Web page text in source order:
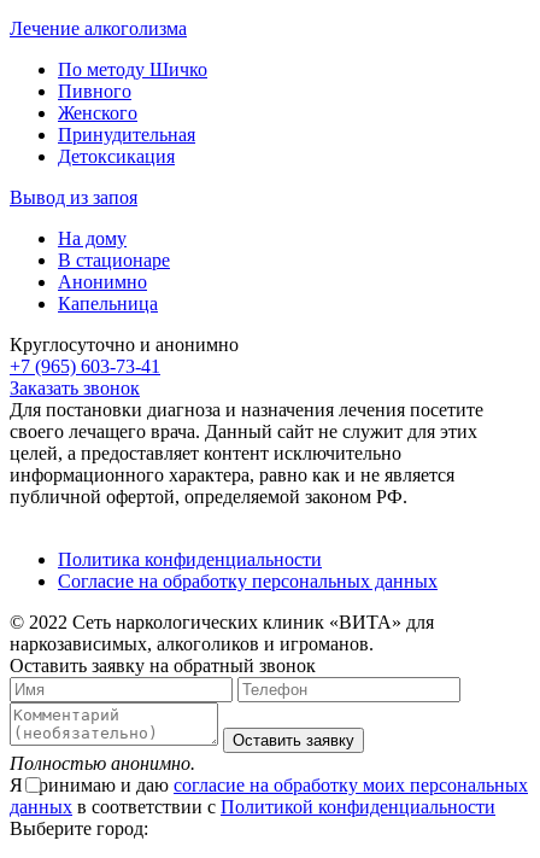
Лечение алкоголизма
По методу Шичко
Пивного
Женского
Принудительная
Детоксикация
Вывод из запоя
На дому
В стационаре
Анонимно
Капельница
Круглосуточно и анонимно
+7 (965) 603-73-41
Заказать звонок
Для постановки диагноза и назначения лечения посетите
своего лечащего врача. Данный сайт не служит для этих
целей, а предоставляет контент исключительно
информационного характера, равно как и не является
публичной офертой, определяемой законом РФ.
Политика конфиденциальности
Согласие на обработку персональных данных
© 2022 Сеть наркологических клиник «ВИТА» для
наркозависимых, алкоголиков и игроманов.
Оставить заявку на обратный звонок
Оставить заявку
Полностью анонимно.
Я принимаю и даю согласие на обработку моих персональных
данных в соответствии с Политикой конфиденциальности
Выберите город: